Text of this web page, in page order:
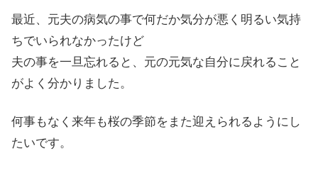
最近、元夫の病気の事で何だか気分が悪く明るい気持
ちでいられなかったけど
夫の事を一旦忘れると、元の元気な自分に戻れること
がよく分かりました。
何事もなく来年も桜の季節をまた迎えられるようにし
たいです。